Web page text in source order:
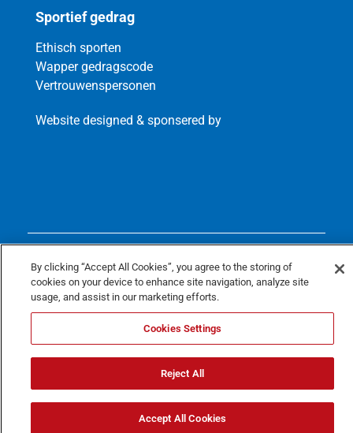
Sportief gedrag
Ethisch sporten
Wapper gedragscode
Vertrouwenspersonen
Website designed & sponsered by
© Copyright2026 Wapper
Privacy policy
Cookie policy
By clicking “Accept All Cookies”, you agree to the storing of
cookies on your device to enhance site navigation, analyze site
usage, and assist in our marketing efforts.
Cookies Settings
Reject All
Accept All Cookies